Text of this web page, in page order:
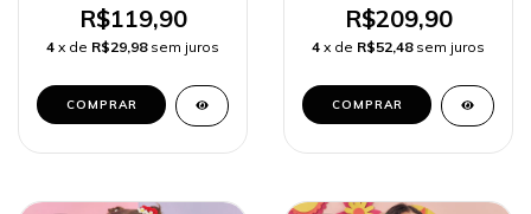
R$119,90
4 x de R$29,98 sem juros
COMPRAR
Pelúcia 90308 Kukiê
Bebê Menina
R$209,90
4 x de R$52,48 sem juros
COMPRAR